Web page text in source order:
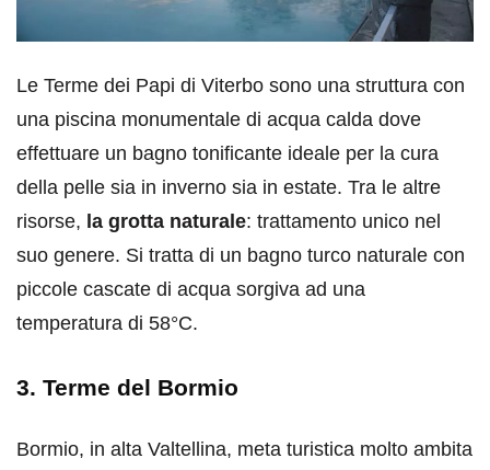
Le Terme dei Papi di Viterbo sono una struttura con
una piscina monumentale di acqua calda dove
effettuare un bagno tonificante ideale per la cura
della pelle sia in inverno sia in estate. Tra le altre
risorse, la grotta naturale: trattamento unico nel
suo genere. Si tratta di un bagno turco naturale con
piccole cascate di acqua sorgiva ad una
temperatura di 58°C.
3. Terme del Bormio
Bormio, in alta Valtellina, meta turistica molto ambita